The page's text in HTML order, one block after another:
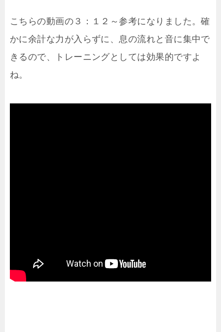
こちらの動画の３：１２～参考になりました。確
かに余計な力が入らずに、息の流れと音に集中で
きるので、トレーニングとしては効果的ですよ
ね。